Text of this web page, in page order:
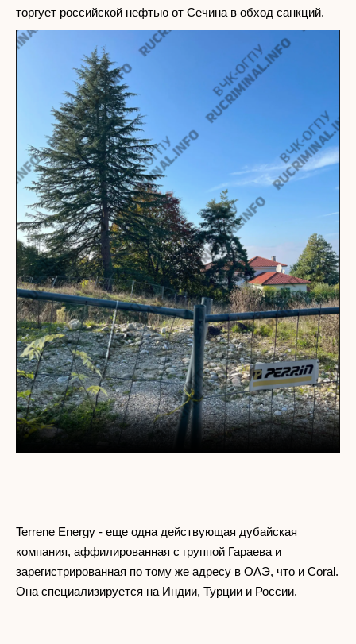
торгует российской нефтью от Сечина в обход санкций.
Terrene Energy - еще одна действующая дубайская
компания, аффилированная с группой Гараева и
зарегистрированная по тому же адресу в ОАЭ, что и Coral.
Она специализируется на Индии, Турции и России.